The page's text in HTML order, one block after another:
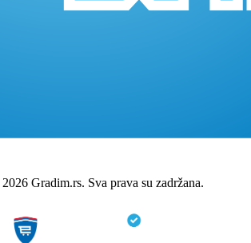
Gradim.rs. Sva prava su zadržana.